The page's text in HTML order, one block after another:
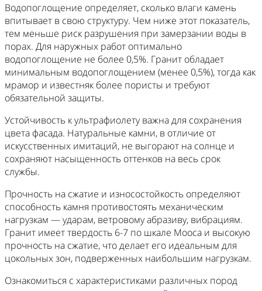
Водопоглощение определяет, сколько влаги камень
впитывает в свою структуру. Чем ниже этот показатель,
тем меньше риск разрушения при замерзании воды в
порах. Для наружных работ оптимально
водопоглощение не более 0,5%. Гранит обладает
минимальным водопоглощением (менее 0,5%), тогда как
мрамор и известняк более пористы и требуют
обязательной защиты.
Устойчивость к ультрафиолету важна для сохранения
цвета фасада. Натуральные камни, в отличие от
искусственных имитаций, не выгорают на солнце и
сохраняют насыщенность оттенков на весь срок
службы.
Прочность на сжатие и износостойкость определяют
способность камня противостоять механическим
нагрузкам — ударам, ветровому абразиву, вибрациям.
Гранит имеет твердость 6-7 по шкале Мооса и высокую
прочность на сжатие, что делает его идеальным для
цокольных зон, подверженных наибольшим нагрузкам.
Ознакомиться с характеристиками различных пород